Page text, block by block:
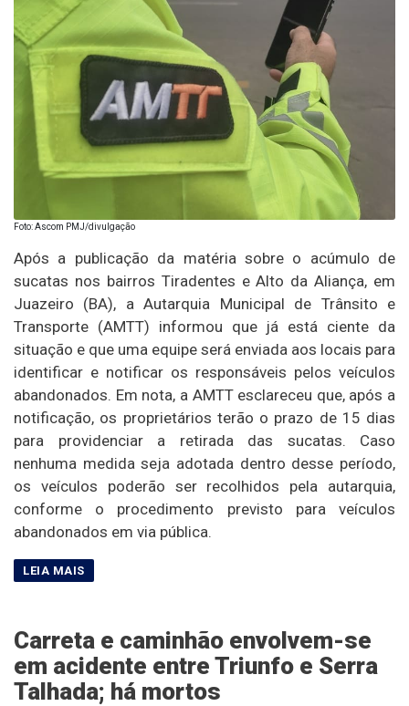
Foto: Ascom PMJ/divulgação
Após a publicação da matéria sobre o acúmulo de
sucatas nos bairros Tiradentes e Alto da Aliança, em
Juazeiro (BA), a Autarquia Municipal de Trânsito e
Transporte (AMTT) informou que já está ciente da
situação e que uma equipe será enviada aos locais para
identificar e notificar os responsáveis pelos veículos
abandonados. Em nota, a AMTT esclareceu que, após a
notificação, os proprietários terão o prazo de 15 dias
para providenciar a retirada das sucatas. Caso
nenhuma medida seja adotada dentro desse período,
os veículos poderão ser recolhidos pela autarquia,
conforme o procedimento previsto para veículos
abandonados em via pública.
Carreta e caminhão envolvem-se
em acidente entre Triunfo e Serra
Talhada; há mortos